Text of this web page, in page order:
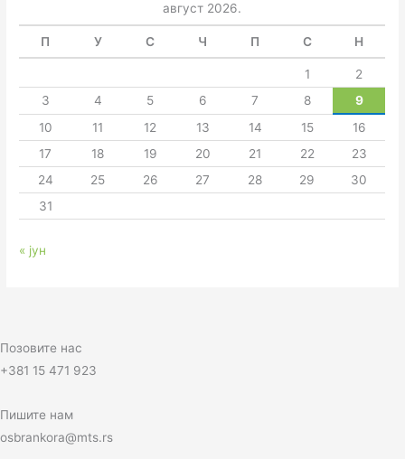
август 2026.
П У С Ч П С Н
1
2
3
4 5 6 7 8
9
10
11 12 13 14 15
16
17
18 19 20 21 22
23
24
25 26 27 28 29
30
31
« јун
Позовите нас
+381 15 471 923
Пишите нам
osbrankora@mts.rs